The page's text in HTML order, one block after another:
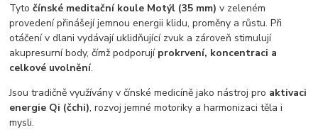
Tytočínské meditační koule Motýl (35 mm) v zeleném
provedení přinášejí jemnou energii klidu, proměny a růstu. Při
otáčení v dlani vydávají uklidňující zvuk a zároveň stimulují
akupresurní body, čímž podporují prokrvení, koncentraci a
celkové uvolnění.
Jsou tradičně využívány v čínské medicíně jako nástroj pro aktivaci
energie Qi (čchi), rozvoj jemné motoriky a harmonizaci těla i
mysli.